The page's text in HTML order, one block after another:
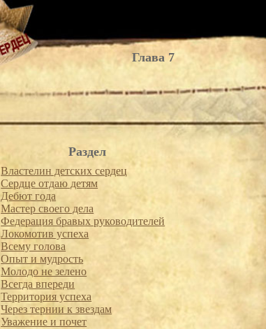
Глава 7
Властелин детских сердец
Сердце отдаю детям
Дебют года
Мастер своего дела
Федерация бравых руководителей
Локомотив успеха
Всему голова
Опыт и мудрость
Молодо не зелено
Всегда впереди
Территория успеха
Через тернии к звездам
Уважение и почет
Раздел